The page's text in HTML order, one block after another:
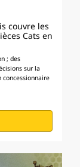
couvre les
Cats en
; des
sur la